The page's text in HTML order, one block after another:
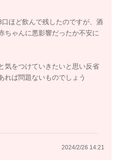
ほど飲んで残したのですが、酒
ちゃんに悪影響だったか不安に
気をつけていきたいと思い反省
れば問題ないものでしょう
2024/2/26 14:21